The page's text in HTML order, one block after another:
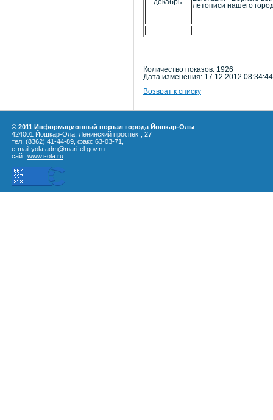
декабрь
летописи нашего
Количество показов: 1926
Дата изменения: 17.12.2012 08:34:44
Возврат к списку
© 2011 Информационный портал города Йошкар-Олы
424001 Йошкар-Ола, Ленинский проспект, 27
тел. (8362) 41-44-89, факс 63-03-71,
e-mail yola.adm@mari-el.gov.ru
сайт www.i-ola.ru